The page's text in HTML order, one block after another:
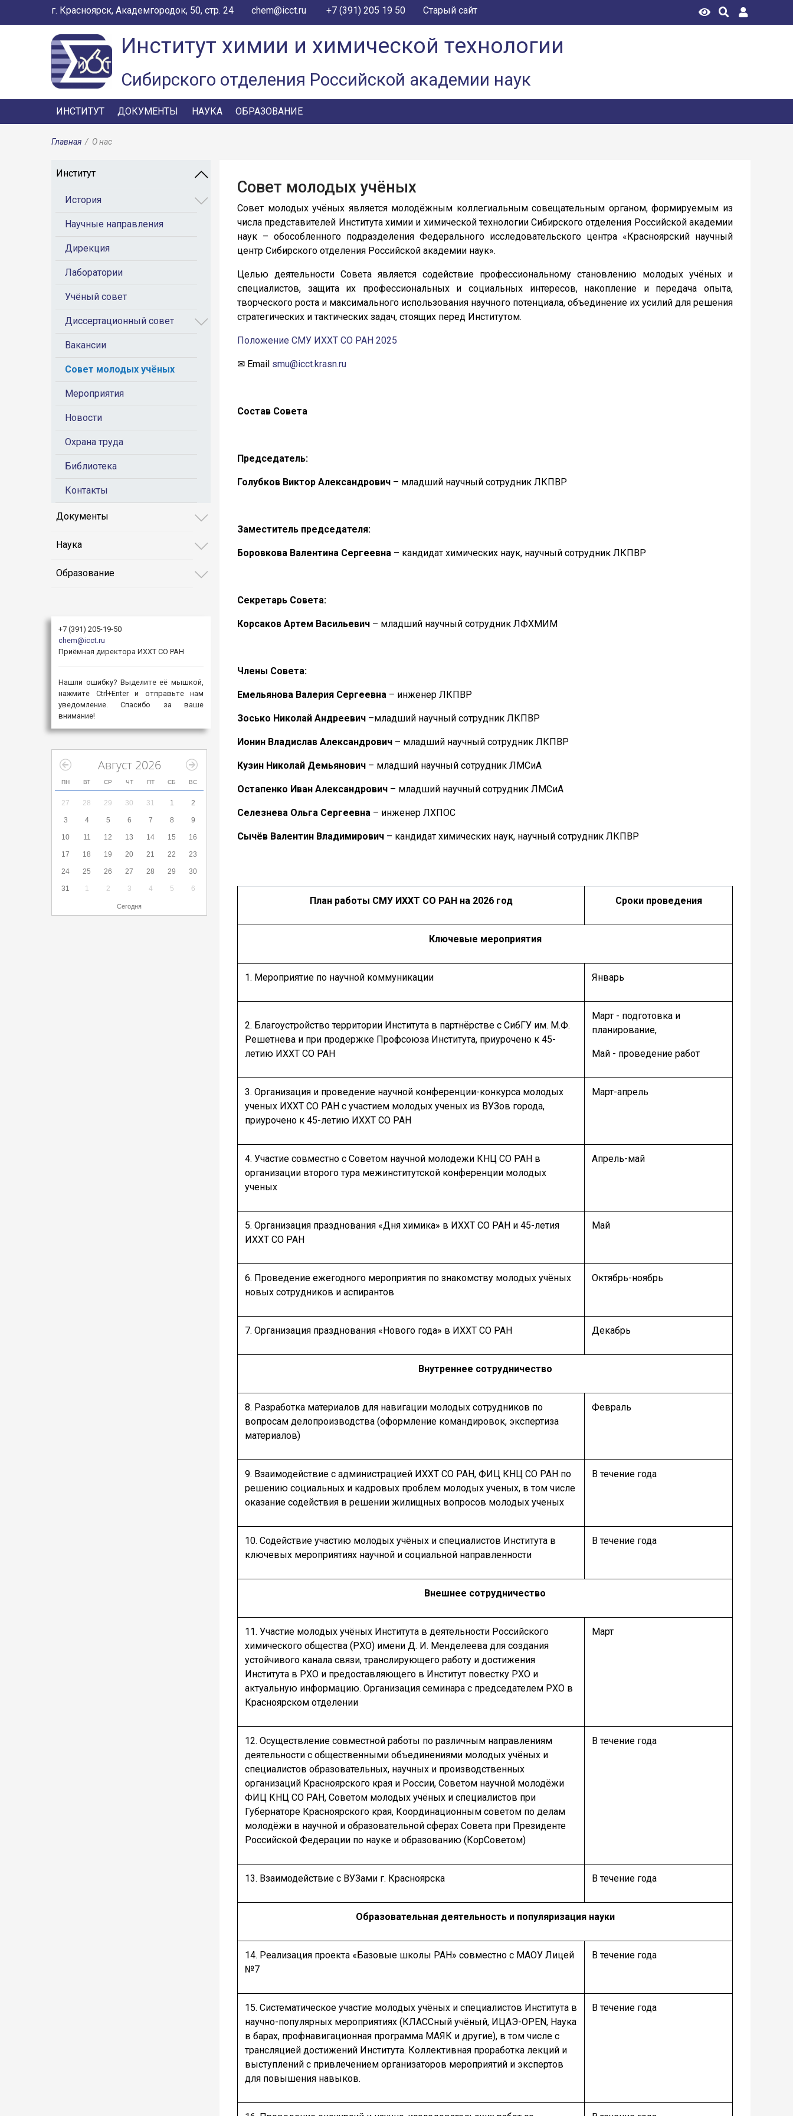
г. Красноярск, Академгородок, 50, стр. 24 chem@icct.ru +7 (391) 205 19 50 Старый сайт
Институт химии и химической технологии
Сибирского отделения Российской академии наук
ИНСТИТУТ ДОКУМЕНТЫ НАУКА ОБРАЗОВАНИЕ
Главная / О нас
Институт
История
Научные направления
Дирекция
Лаборатории
Учёный совет
Диссертационный совет
Вакансии
Совет молодых учёных
Мероприятия
Новости
Охрана труда
Библиотека
Контакты
Документы
Наука
Образование
+7 (391) 205-19-50
chem@icct.ru
Приёмная директора ИХХТ СО РАН
Нашли ошибку? Выделите её мышкой,
нажмите Ctrl+Enter и отправьте нам
уведомление. Спасибо за ваше
внимание!
Август 2026
ПН ВТ СР ЧТ ПТ СБ ВС
27 28 29 30 31 1 2
3 4 5 6 7 8 9
10 11 12 13 14 15 16
17 18 19 20 21 22 23
24 25 26 27 28 29 30
31 1 2 3 4 5 6
Сегодня
Совет молодых учёных
Совет молодых учёных является молодёжным коллегиальным совещательным органом, формируемым из
числа представителей Института химии и химической технологии Сибирского отделения Российской академии
наук – обособленного подразделения Федерального исследовательского центра «Красноярский научный
центр Сибирского отделения Российской академии наук».
Целью деятельности Совета является содействие профессиональному становлению молодых учёных и
специалистов, защита их профессиональных и социальных интересов, накопление и передача опыта,
творческого роста и максимального использования научного потенциала, объединение их усилий для решения
стратегических и тактических задач, стоящих перед Институтом.
Положение СМУ ИХХТ СО РАН 2025
✉ Email smu@icct.krasn.ru
Состав Совета
Председатель:
Голубков Виктор Александрович – младший научный сотрудник ЛКПВР
Заместитель председателя:
Боровкова Валентина Сергеевна – кандидат химических наук, научный сотрудник ЛКПВР
Секретарь Совета:
Корсаков Артем Васильевич – младший научный сотрудник ЛФХМИМ
Члены Совета:
Емельянова Валерия Сергеевна – инженер ЛКПВР
Зосько Николай Андреевич –младший научный сотрудник ЛКПВР
Ионин Владислав Александрович – младший научный сотрудник ЛКПВР
Кузин Николай Демьянович – младший научный сотрудник ЛМСиА
Остапенко Иван Александрович – младший научный сотрудник ЛМСиА
Селезнева Ольга Сергеевна – инженер ЛХПОС
Сычёв Валентин Владимирович – кандидат химических наук, научный сотрудник ЛКПВР
План работы СМУ ИХХТ СО РАН на 2026 год Сроки проведения
Ключевые мероприятия
1. Мероприятие по научной коммуникации Январь
2. Благоустройство территории Института в партнёрстве с СибГУ им. М.Ф.
Решетнева и при продержке Профсоюза Института, приурочено к 45-
летию ИХХТ СО РАН
Март - подготовка и
планирование,
Май - проведение работ
3. Организация и проведение научной конференции-конкурса молодых
ученых ИХХТ СО РАН c участием молодых ученых из ВУЗов города,
приурочено к 45-летию ИХХТ СО РАН
Март-апрель
4. Участие совместно с Советом научной молодежи КНЦ СО РАН в
организации второго тура межинститутской конференции молодых
ученых
Апрель-май
5. Организация празднования «Дня химика» в ИХХТ СО РАН и 45-летия
ИХХТ СО РАН
Май
6. Проведение ежегодного мероприятия по знакомству молодых учёных
новых сотрудников и аспирантов
Октябрь-ноябрь
7. Организация празднования «Нового года» в ИХХТ СО РАН Декабрь
Внутреннее сотрудничество
8. Разработка материалов для навигации молодых сотрудников по
вопросам делопроизводства (оформление командировок, экспертиза
материалов)
Февраль
9. Взаимодействие с администрацией ИХХТ СО РАН, ФИЦ КНЦ СО РАН по
решению социальных и кадровых проблем молодых ученых, в том числе
оказание содействия в решении жилищных вопросов молодых ученых
В течение года
10. Содействие участию молодых учёных и специалистов Института в
ключевых мероприятиях научной и социальной направленности
В течение года
Внешнее сотрудничество
11. Участие молодых учёных Института в деятельности Российского
химического общества (РХО) имени Д. И. Менделеева для создания
устойчивого канала связи, транслирующего работу и достижения
Института в РХО и предоставляющего в Институт повестку РХО и
актуальную информацию. Организация семинара с председателем РХО в
Красноярском отделении
Март
12. Осуществление совместной работы по различным направлениям
деятельности с общественными объединениями молодых учёных и
специалистов образовательных, научных и производственных
организаций Красноярского края и России, Советом научной молодёжи
ФИЦ КНЦ СО РАН, Советом молодых учёных и специалистов при
Губернаторе Красноярского края, Координационным советом по делам
молодёжи в научной и образовательной сферах Совета при Президенте
Российской Федерации по науке и образованию (КорСоветом)
В течение года
13. Взаимодействие с ВУЗами г. Красноярска В течение года
Образовательная деятельность и популяризация науки
14. Реализация проекта «Базовые школы РАН» совместно с МАОУ Лицей
№7
В течение года
15. Систематическое участие молодых учёных и специалистов Института в
научно-популярных мероприятиях (КЛАССный учёный, ИЦАЭ-OPEN, Наука
в барах, профнавигационная программа МАЯК и другие), в том числе с
трансляцией достижений Института. Коллективная проработка лекций и
выступлений с привлечением организаторов мероприятий и экспертов
для повышения навыков.
В течение года